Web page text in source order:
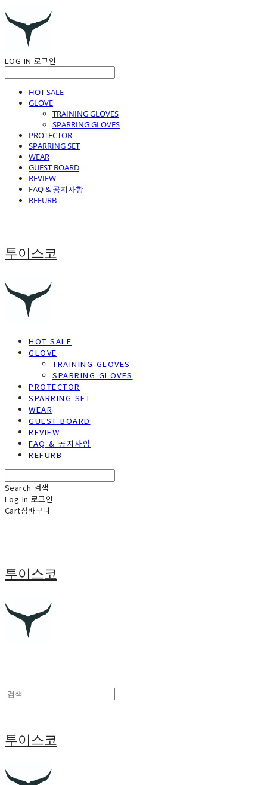
LOG IN 로그인
HOT SALE
GLOVE
TRAINING GLOVES
SPARRING GLOVES
PROTECTOR
SPARRING SET
WEAR
GUEST BOARD
REVIEW
FAQ & 공지사항
REFURB
투이스코
HOT SALE
GLOVE
TRAINING GLOVES
SPARRING GLOVES
PROTECTOR
SPARRING SET
WEAR
GUEST BOARD
REVIEW
FAQ & 공지사항
REFURB
Search 검색
Log In 로그인
Cart장바구니
투이스코
투이스코